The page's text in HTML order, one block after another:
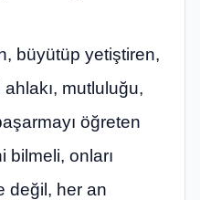
büyütüp yetiştiren,
mutluluğu,
öğreten
bilmeli, onları
değil, her an